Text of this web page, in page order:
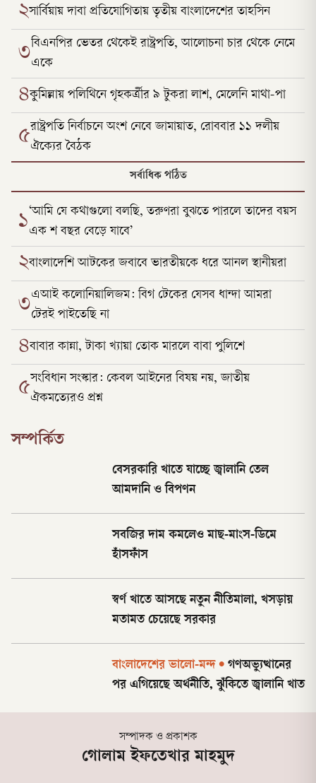
২সার্বিয়ায় দাবা প্রতিযোগিতায় তৃতীয় বাংলাদেশের তাহসিন
৩বিএনপির ভেতর থেকেই রাষ্ট্রপতি, আলোচনা চার থেকে নেমে
একে
৪কুমিল্লায় পলিথিনে গৃহকর্ত্রীর ৯ টুকরা লাশ, মেলেনি মাথা-পা
৫রাষ্ট্রপতি নির্বাচনে অংশ নেবে জামায়াত, রোববার ১১ দলীয়
ঐক্যের বৈঠক
সর্বাধিক পঠিত
১‘আমি যে কথাগুলো বলছি, তরুণরা বুঝতে পারলে তাদের বয়স
এক শ বছর বেড়ে যাবে’
২বাংলাদেশি আটকের জবাবে ভারতীয়কে ধরে আনল স্থানীয়রা
৩এআই কলোনিয়ালিজম: বিগ টেকের যেসব ধান্দা আমরা
টেরই পাইতেছি না
৪বাবার কান্না, টাকা খ্যায়া তোক মারলে বাবা পুলিশে
৫সংবিধান সংস্কার: কেবল আইনের বিষয় নয়, জাতীয়
ঐকমত্যেরও প্রশ্ন
সম্পর্কিত
বেসরকারি খাতে যাচ্ছে জ্বালানি তেল
আমদানি ও বিপণন
সবজির দাম কমলেও মাছ-মাংস-ডিমে
হাঁসফাঁস
স্বর্ণ খাতে আসছে নতুন নীতিমালা, খসড়ায়
মতামত চেয়েছে সরকার
বাংলাদেশের ভালো-মন্দ • গণঅভ্যুত্থানের
পর এগিয়েছে অর্থনীতি, ঝুঁকিতে জ্বালানি খাত
সম্পাদক ও প্রকাশক
গোলাম ইফতেখার মাহমুদ